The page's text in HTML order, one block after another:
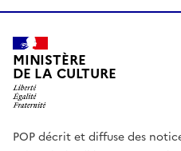
MINISTÈRE
DE LA CULTURE
POP décrit et diffuse des